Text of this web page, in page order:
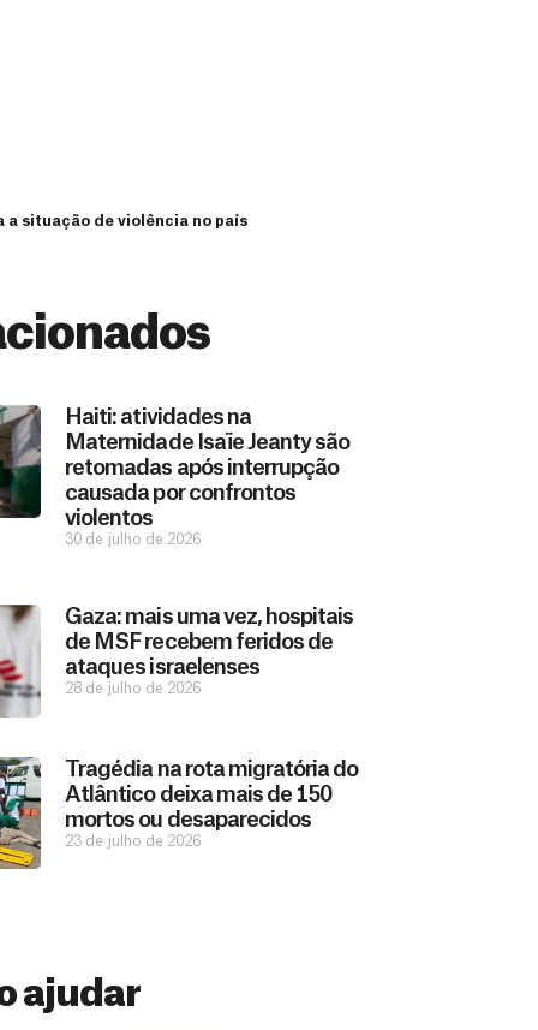
a situação de violência no país
Haiti: atividades na
Maternidade Isaïe Jeanty são
retomadas após interrupção
causada por confrontos
violentos
30 de julho de 2026
Gaza: mais uma vez, hospitais
de MSF recebem feridos de
ataques israelenses
28 de julho de 2026
Tragédia na rota migratória do
Atlântico deixa mais de 150
mortos ou desaparecidos
23 de julho de 2026
ajudar